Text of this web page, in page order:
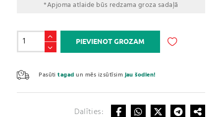
*Apjoma atlaide būs redzama groza sadaļā
Fitness
gloves
2300)
daudzums
PIEVIENOT GROZAM
Pasūtitagad un mēs izsūtīsimjau šodien!
e
r
Dalīties: